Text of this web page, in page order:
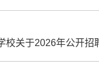
校关于2026年公开